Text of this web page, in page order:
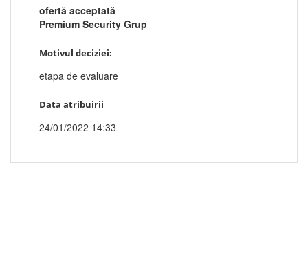
ofertă acceptată
Premium Security Grup
Motivul deciziei:
etapa de evaluare
Data atribuirii
24/01/2022 14:33